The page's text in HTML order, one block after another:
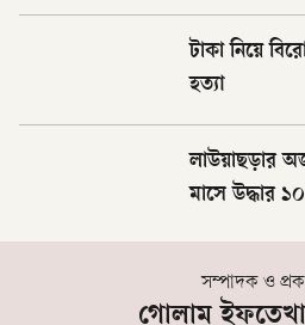
টাকা নিয়ে
হত্যা
লাউয়াছড়ার
মাসে উদ্ধার ১০
সম্পাদক ও
গোলাম